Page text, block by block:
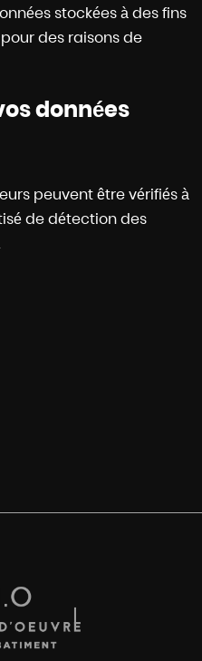
stockées à des fins
des raisons de
données
peuvent être vérifiés à
de détection des